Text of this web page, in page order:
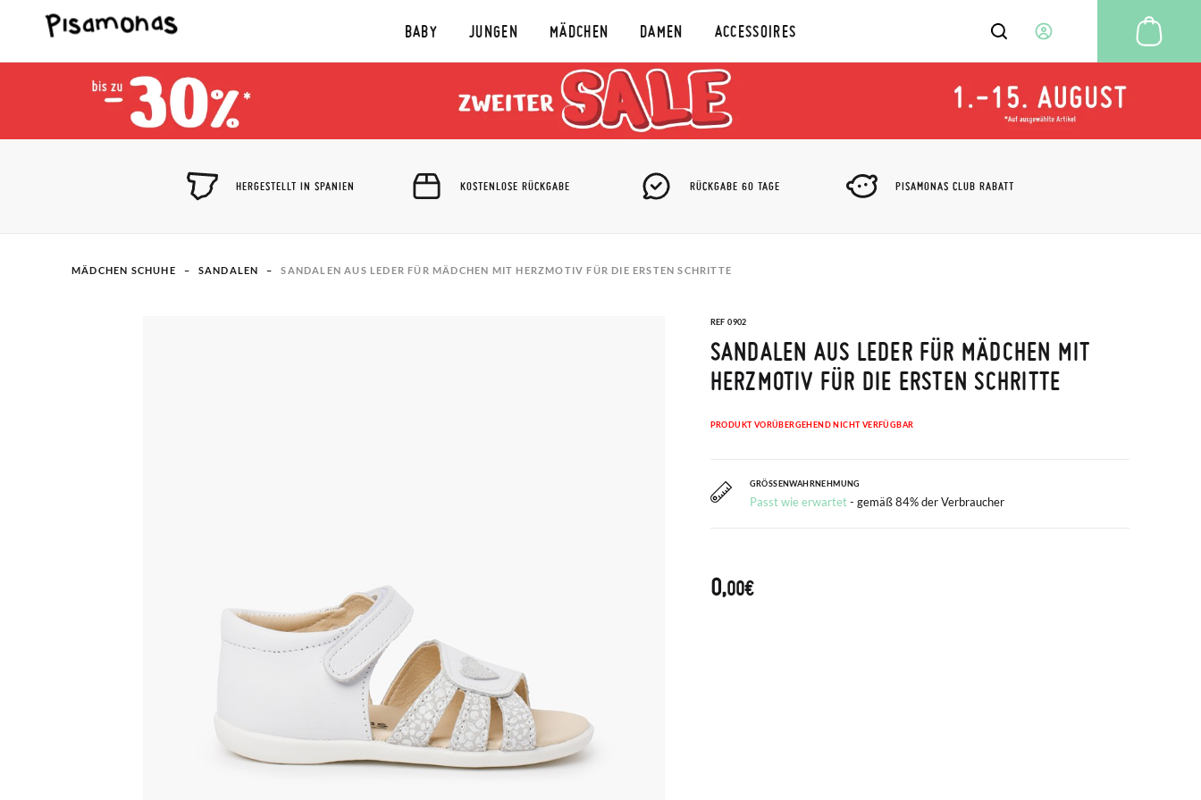
BABY JUNGEN MÄDCHEN DAMEN ACCESSOIRES
HILFE-SERVICE
HERGESTELLT IN SPANIEN KOSTENLOSE RÜCKGABE RÜCKGABE 60 TAGE PISAMONAS CLUB RABATT
MÄDCHEN SCHUHE SANDALEN SANDALEN AUS LEDER FÜR MÄDCHEN MIT HERZMOTIV FÜR DIE ERSTEN SCHRITTE
REF 0902
SANDALEN AUS LEDER FÜR MÄDCHEN MIT
HERZMOTIV FÜR DIE ERSTEN SCHRITTE
PRODUKT VORÜBERGEHEND NICHT VERFÜGBAR
GRÖSSENWAHRNEHMUNG
Passt wie erwartet - gemäß 84% der Verbraucher
0,00€